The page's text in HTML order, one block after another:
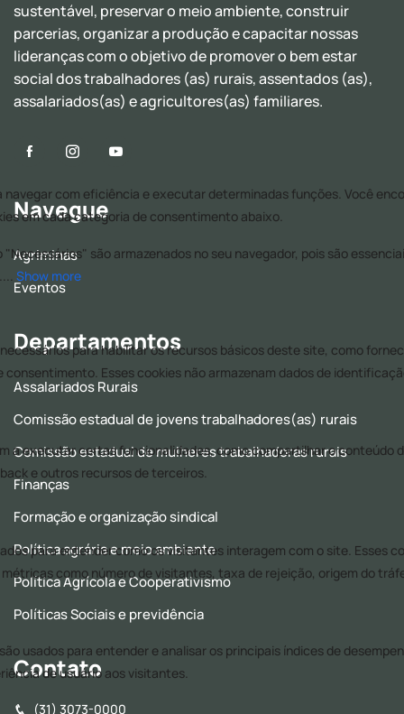
sustentável, preservar o meio ambiente, construir
parcerias, organizar a produção e capacitar nossas
lideranças com o objetivo de promover o bem estar
social dos trabalhadores (as) rurais, assentados (as),
assalariados(as) e agricultores(as) familiares.
Navegue
Agriminas
Eventos
Departamentos
Assalariados Rurais
Comissão estadual de jovens trabalhadores(as) rurais
Comissão estadual de mulheres trabalhadoras rurais
Finanças
Formação e organização sindical
Política agrária e meio ambiente
Política Agrícola e Cooperativismo
Políticas Sociais e previdência
Contato
(31) 3073-0000